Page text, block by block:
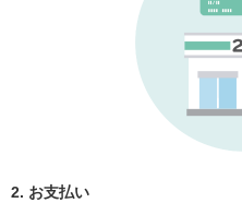
2. お支払い